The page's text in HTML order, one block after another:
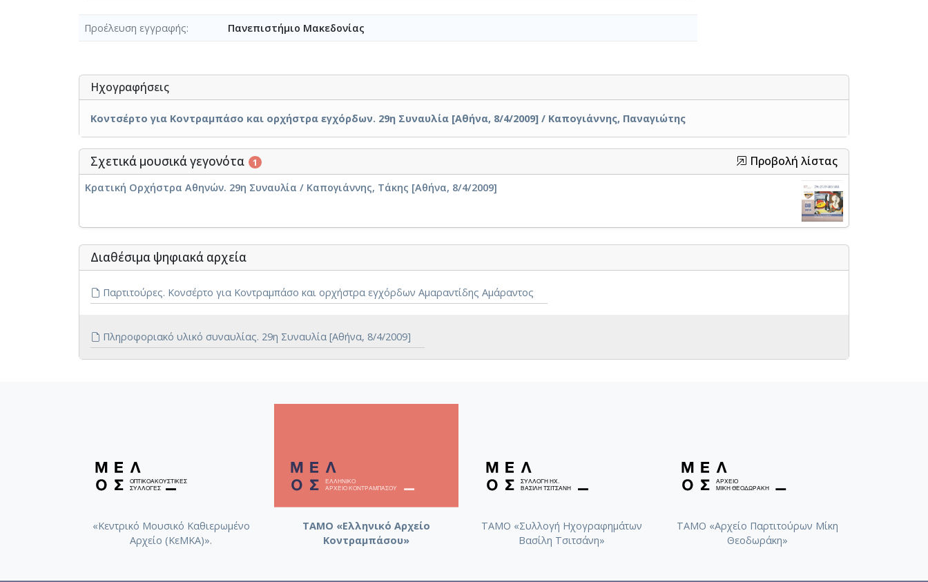
Προέλευση εγγραφής Πανεπιστήμιο Μακεδονίας
Ηχογραφήσεις
Κοντσέρτο για Κοντραμπάσο και ορχήστρα εγχόρδων. 29η Συναυλία [Αθήνα, 8/4/2009] / Καπογιάννης, Παναγιώτης
Σχετικά μουσικά γεγονότα 1 Προβολή λίστας
Κρατική Ορχήστρα Αθηνών. 29η Συναυλία / Καπογιάννης, Τάκης [Αθήνα, 8/4/2009]
Διαθέσιμα ψηφιακά αρχεία
Παρτιτούρες. Κονσέρτο για Κοντραμπάσο και ορχήστρα εγχόρδων Αμαραντίδης Αμάραντος
Πληροφοριακό υλικό συναυλίας. 29η Συναυλία [Αθήνα, 8/4/2009]
«Κεντρικό Μουσικό Καθιερωμένο
Αρχείο (ΚεΜΚΑ)».
ΤΑΜΟ «Ελληνικό Αρχείο
Κοντραμπάσου»
ΤΑΜΟ «Συλλογή Ηχογραφημάτων
Βασίλη Τσιτσάνη»
ΤΑΜΟ «Αρχείο Παρτιτούρων Μίκη
Θεοδωράκη»